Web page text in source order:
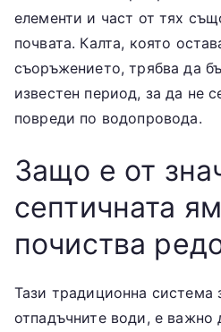
елементи и част от тях
почвата. Калта, която
съоръжението, трябва да
известен период, за да не
повреди по водопровода.
Защо е от
септичната
почиства
Тази традиционна система
отпадъчните води, е важно